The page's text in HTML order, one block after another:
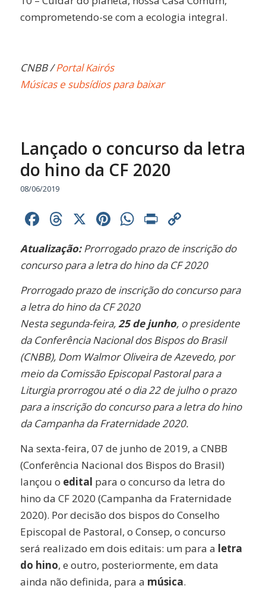
comprometendo-se com a ecologia integral.
CNBB /Portal Kairós
Músicas e subsídios para baixar
Lançado o concurso da letra
do hino da CF 2020
08/06/2019
Facebook
Threads
X Pinterest
WhatsApp
Print
Atualização:Prorrogado prazo de inscrição do
concurso para a letra do hino da CF 2020
Prorrogado prazo de inscrição do concurso para
a letra do hino da CF 2020
Nesta segunda-feira,25 de junho, o presidente
da Conferência Nacional dos Bispos do Brasil
(CNBB), Dom Walmor Oliveira de Azevedo, por
meio da Comissão Episcopal Pastoral para a
Liturgia prorrogou até o dia 22 de julho o prazo
para a inscrição do concurso para a letra do hino
da Campanha da Fraternidade 2020.
Na sexta-feira, 07 de junho de 2019, a CNBB
(Conferência Nacional dos Bispos do Brasil)
lançou o edital para o concurso da letra do
hino da CF 2020 (Campanha da Fraternidade
2020). Por decisão dos bispos do Conselho
Episcopal de Pastoral, o Consep, o concurso
será realizado em dois editais: um para a letra
do hino, e outro, posteriormente, em data
ainda não definida, para a música.